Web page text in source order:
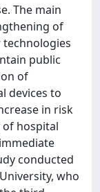
The main
of
technologies
public
of
devices to
in risk
of hospital
conducted
who